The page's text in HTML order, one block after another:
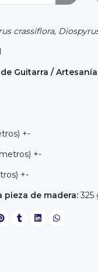
crassiflora,
Guitarra /
+-
+-
+-
pieza de madera:325